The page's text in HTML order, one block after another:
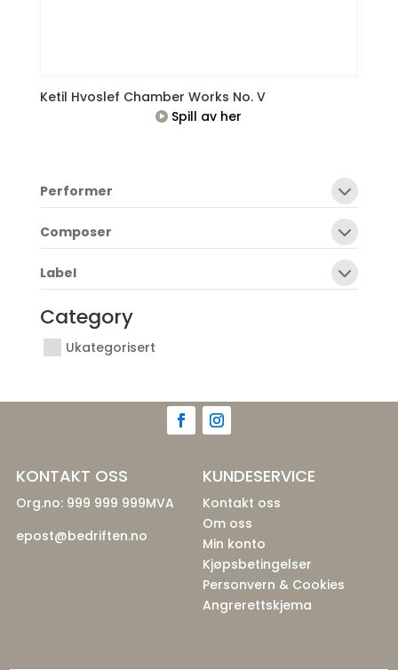
Ketil Hvoslef Chamber Works No. V
Spill av her
Performer
Composer
Label
Category
Ukategorisert
KONTAKT OSS
Org.no: 999 999 999MVA
epost@bedriften.no
KUNDESERVICE
Kontakt oss
Om oss
Min konto
Kjøpsbetingelser
Personvern & Cookies
Angrerettskjema